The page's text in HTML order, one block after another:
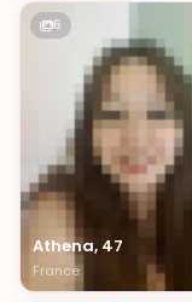
6
Athena, 47
France